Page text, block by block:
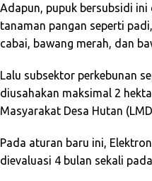
Adapun, pupuk bersubsidi
tanaman pangan seperti
cabai, bawang merah, dan
Lalu subsektor perkebunan
diusahakan maksimal 2
Masyarakat Desa Hutan
Pada aturan baru ini,
dievaluasi 4 bulan sekali